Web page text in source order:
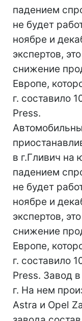
падением
не будет
ноябре и
экспертов,
снижение
Европе,
г. составило
Press.
в г.Гливич на
падением
не будет
ноябре и
экспертов,
снижение
Европе,
г. составило
Press. Завод
г. На нем
Astra и Opel